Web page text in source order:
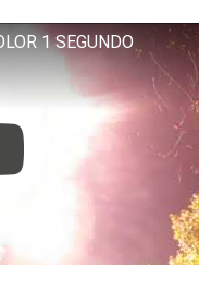
1 SEGUNDO